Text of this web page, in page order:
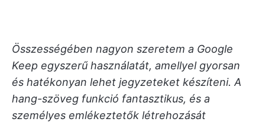
Összességében nagyon szeretem a Google
Keep egyszerű használatát, amellyel gyorsan
és hatékonyan lehet jegyzeteket készíteni. A
hang-szöveg funkció fantasztikus, és a
személyes emlékeztetők létrehozását